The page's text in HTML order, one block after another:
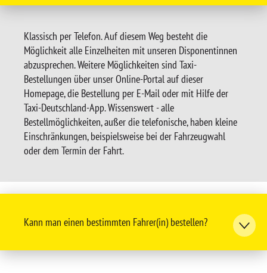
Klassisch per Telefon. Auf diesem Weg besteht die
Möglichkeit alle Einzelheiten mit unseren Disponentinnen
abzusprechen. Weitere Möglichkeiten sind Taxi-
Bestellungen über unser Online-Portal auf dieser
Homepage, die Bestellung per E-Mail oder mit Hilfe der
Taxi-Deutschland-App. Wissenswert - alle
Bestellmöglichkeiten, außer die telefonische, haben kleine
Einschränkungen, beispielsweise bei der Fahrzeugwahl
oder dem Termin der Fahrt.
Kann man einen bestimmten Fahrer(in) bestellen?